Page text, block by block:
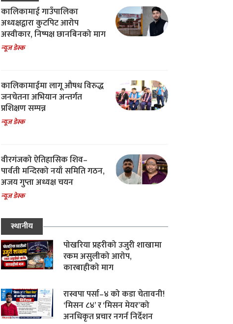
कालिकामाई गाउँपालिका
अध्यक्षद्वारा कुटपिट आरोप
अस्वीकार, निष्पक्ष छानबिनको माग
न्यूज डेस्क
कालिकामाईमा लागू औषध विरुद्ध
जनचेतना अभियान अन्तर्गत
प्रशिक्षण सम्पन्न
न्यूज डेस्क
वीरगंजको ऐतिहासिक शिव–
पार्वती मन्दिरको नयाँ समिति गठन,
अजय गुप्ता अध्यक्ष चयन
न्यूज डेस्क
स्थानीय
पोखरिया प्रहरीको उजुरी शाखामा
रकम असुलीको आरोप,
कारबाहीको माग
रास्वपा पर्सा–४ को कडा चेतावनी!
‘मिसन ८४’ र ‘मिसन मेयर’को
अनधिकृत प्रचार नगर्न निर्देशन